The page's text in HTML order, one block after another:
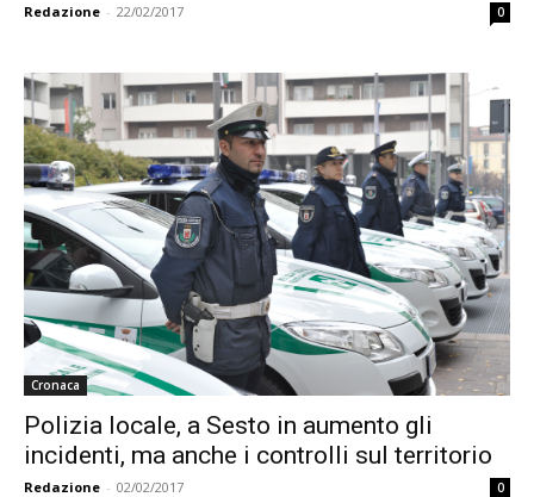
Redazione - 22/02/2017 0
Cronaca
Polizia locale, a Sesto in aumento gli
incidenti, ma anche i controlli sul territorio
Redazione - 02/02/2017 0